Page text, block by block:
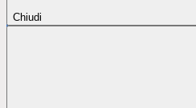
Chiudi